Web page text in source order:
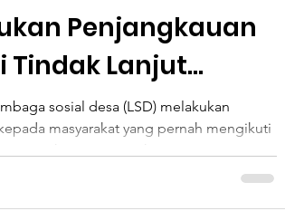
Penjangkauan
Tindak Lanjut
sosial desa (LSD) melakukan
masyarakat yang pernah mengikuti